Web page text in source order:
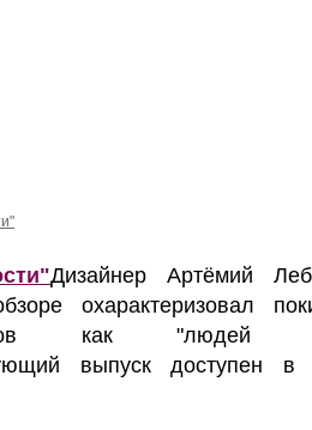
Дизайнер Артёмий
охарактеризовал
как "людей
выпуск доступен в